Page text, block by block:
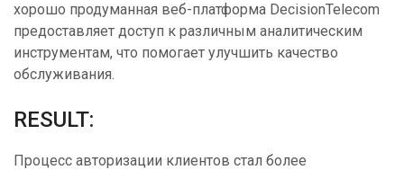
хорошо продуманная веб-платформа DecisionTelecom
предоставляет доступ к различным аналитическим
инструментам, что помогает улучшить качество
обслуживания.
RESULT:
Процесс авторизации клиентов стал более